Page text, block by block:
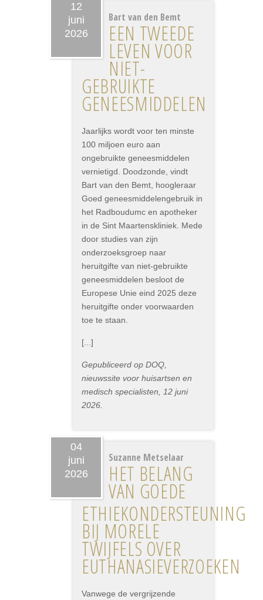
12
juni
2026
Bart van den Bemt
EEN TWEEDE
LEVEN VOOR
NIET-
GEBRUIKTE
GENEESMIDDELEN
Jaarlijks wordt voor ten minste
100 miljoen euro aan
ongebruikte geneesmiddelen
vernietigd. Doodzonde, vindt
Bart van den Bemt, hoogleraar
Goed geneesmiddelengebruik in
het Radboudumc en apotheker
in de Sint Maartenskliniek. Mede
door studies van zijn
onderzoeksgroep naar
heruitgifte van niet-gebruikte
geneesmiddelen besloot de
Europese Unie eind 2025 deze
heruitgifte onder voorwaarden
toe te staan.
[...]
Gepubliceerd op DOQ,
nieuwssite voor huisartsen en
medisch specialisten, 12 juni
2026.
04
juni
2026
Suzanne Metselaar
HET BELANG
VAN GOEDE
ETHIEKONDERSTEUNING
BIJ MORELE
TWIJFELS OVER
EUTHANASIEVERZOEKEN
Vanwege de vergrijzende